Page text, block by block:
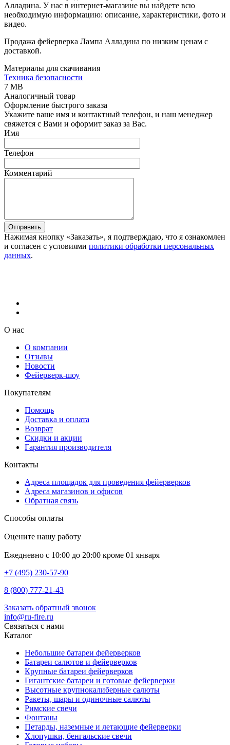
Алладина. У нас в интернет-магазине вы найдете всю
необходимую информацию: описание, характеристики, фото и
видео.
Продажа фейерверка Лампа Алладина по низким ценам с
доставкой.
Материалы для скачивания
Техника безопасности
7 MB
Аналогичный товар
Оформление быстрого заказа
Укажите ваше имя и контактный телефон, и наш менеджер
свяжется с Вами и оформит заказ за Вас.
Имя
Телефон
Комментарий
Отправить
Нажимая кнопку «Заказать», я подтверждаю, что я ознакомлен
и согласен с условиями политики обработки персональных
данных.
О нас
О компании
Отзывы
Новости
Фейерверк-шоу
Покупателям
Помощь
Доставка и оплата
Возврат
Скидки и акции
Гарантия производителя
Контакты
Адреса площадок для проведения фейерверков
Адреса магазинов и офисов
Обратная связь
Способы оплаты
Оцените нашу работу
Ежедневно с 10:00 до 20:00 кроме 01 января
+7 (495) 230-57-90
8 (800) 777-21-43
Заказать обратный звонок
info@ru-fire.ru
Связаться с нами
Каталог
Небольшие батареи фейерверков
Батареи салютов и фейерверков
Крупные батареи фейерверков
Гигантские батареи и готовые фейерверки
Высотные крупнокалиберные салюты
Ракеты, шары и одиночные салюты
Римские свечи
Фонтаны
Петарды, наземные и летающие фейерверки
Хлопушки, бенгальские свечи